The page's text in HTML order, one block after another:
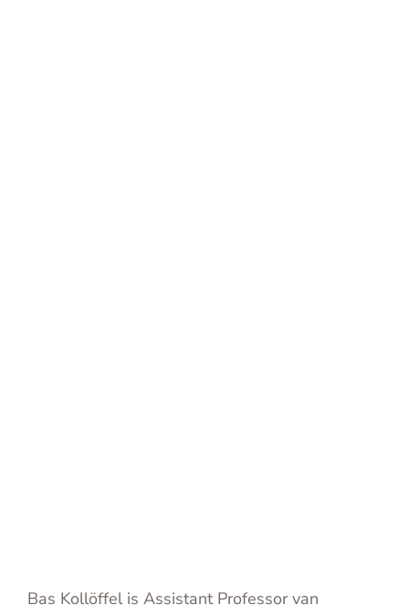
Bas Kollöffel is Assistant Professor van